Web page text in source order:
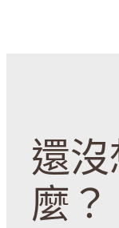
還
麼？